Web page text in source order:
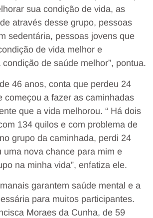
sua condição de vida, as
através desse grupo, pessoas
sedentária, pessoas jovens que
de vida melhor e
de saúde melhor”, pontua.
46 anos, conta que perdeu 24
começou a fazer as caminhadas
que a vida melhorou. “ Há dois
134 quilos e com problema de
grupo da caminhada, perdi 24
uma nova chance para mim e
na minha vida”, enfatiza ele.
garantem saúde mental e a
para muitos participantes.
Moraes da Cunha, de 59